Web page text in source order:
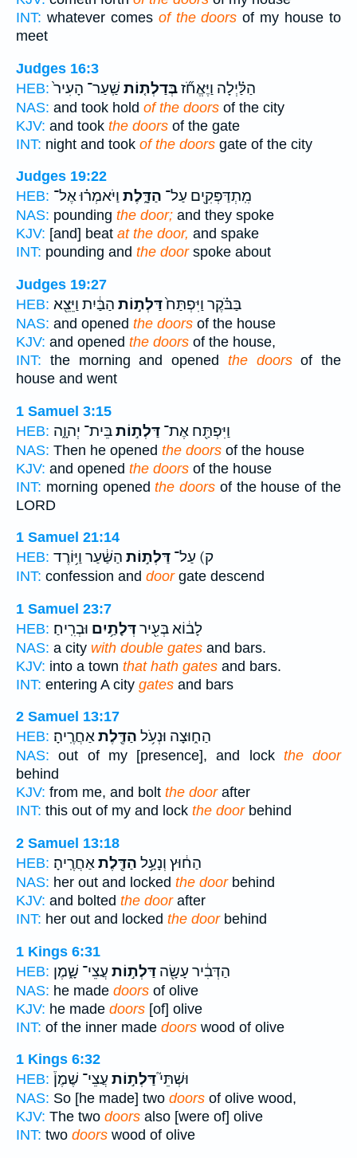
INT: whatever comes of the doors of my house to
meet
Judges 16:3
HEB:
הַלַּ֗יְלָה וַיֶּאֱחֹ֞זבְּדַלְת֤וֹת שַֽׁעַר־ הָעִיר֙
NAS: and took hold of the doors of the city
KJV: and took the doors of the gate
INT: night and took of the doors gate of the city
Judges 19:22
HEB:
מִֽתְדַּפְּקִ֖ים עַל־ הַדָּ֑לֶת וַיֹּאמְר֗וּ אֶל־
NAS: pounding the door; and they spoke
KJV: [and] beat at the door, and spake
INT: pounding and the doorspoke about
Judges 19:27
HEB:
בַּבֹּ֗קֶר וַיִּפְתַּח֙דַּלְת֣וֹת הַבַּ֔יִת וַיֵּצֵ֖א
NAS: and opened the doors of the house
KJV: and opened the doors of the house,
INT: the morning and opened the doorsof the
house and went
1 Samuel 3:15
HEB:
וַיִּפְתַּ֖ח אֶת־ דַּלְת֣וֹתבֵּית־ יְהוָ֑ה
NAS: Then he opened the doors of the house
KJV: and opened the doors of the house
INT: morning openedthe doors of the house of the
LORD
1 Samuel 21:14
HEB:
ק) עַל־ דַּלְת֣וֹת הַשַּׁ֔עַר וַיּ֥וֹרֶד
INT: confession and door gate descend
1 Samuel 23:7
HEB:
לָב֔וֹא בְּעִ֖ירדְּלָתַ֥יִם וּבְרִֽיחַ׃
NAS: a city with double gates and bars.
KJV: into a town that hath gates and bars.
INT: entering A city gates and bars
2 Samuel 13:17
HEB:
הַח֑וּצָה וּנְעֹ֥ל הַדֶּ֖לֶתאַחֲרֶֽיהָ׃
NAS: out of my [presence], and lock the door
behind
KJV: from me, and bolt the doorafter
INT: this out of my and lock the doorbehind
2 Samuel 13:18
HEB:
הַח֔וּץ וְנָעַ֥ל הַדֶּ֖לֶתאַחֲרֶֽיהָ׃
NAS: her out and locked the doorbehind
KJV: and bolted the doorafter
INT: her out and locked the doorbehind
1 Kings 6:31
HEB:
הַדְּבִ֔יר עָשָׂ֖ה דַּלְת֣וֹת עֲצֵי־ שָׁ֑מֶן
NAS: he made doors of olive
KJV: he made doors [of] olive
INT: of the inner made doors wood of olive
1 Kings 6:32
HEB:
וּשְׁתֵּי֮דַּלְת֣וֹת עֲצֵי־ שֶׁמֶן֒
NAS: So [he made] two doors of olive wood,
KJV: The two doors also [were of] olive
INT: two doors wood of olive